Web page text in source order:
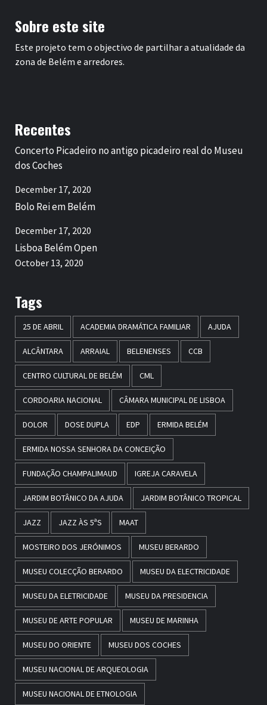
Sobre este site
Este projeto tem o objectivo de partilhar a atualidade da
zona de Belém e arredores.
Recentes
Concerto Picadeiro no antigo picadeiro real do Museu
dos Coches
December 17, 2020
Bolo Rei em Belém
December 17, 2020
Lisboa Belém Open
October 13, 2020
Tags
25 DE ABRIL ACADEMIA DRAMÁTICA FAMILIAR AJUDA
ALCÂNTARA ARRAIAL BELENENSES CCB
CENTRO CULTURAL DE BELÉM CML
CORDOARIA NACIONAL CÂMARA MUNICIPAL DE LISBOA
DOLOR DOSE DUPLA EDP ERMIDA BELÉM
ERMIDA NOSSA SENHORA DA CONCEIÇÃO
FUNDAÇÃO CHAMPALIMAUD IGREJA CARAVELA
JARDIM BOTÂNICO DA AJUDA JARDIM BOTÂNICO TROPICAL
JAZZ JAZZ ÀS 5ªS MAAT
MOSTEIRO DOS JERÓNIMOS MUSEU BERARDO
MUSEU COLECÇÃO BERARDO MUSEU DA ELECTRICIDADE
MUSEU DA ELETRICIDADE MUSEU DA PRESIDENCIA
MUSEU DE ARTE POPULAR MUSEU DE MARINHA
MUSEU DO ORIENTE MUSEU DOS COCHES
MUSEU NACIONAL DE ARQUEOLOGIA
MUSEU NACIONAL DE ETNOLOGIA